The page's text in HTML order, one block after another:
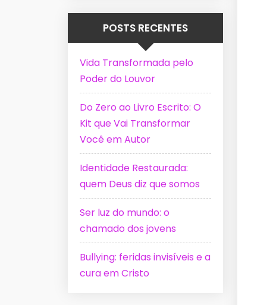
POSTS RECENTES
Vida Transformada pelo
Poder do Louvor
Do Zero ao Livro Escrito: O
Kit que Vai Transformar
Você em Autor
Identidade Restaurada:
quem Deus diz que somos
Ser luz do mundo: o
chamado dos jovens
Bullying: feridas invisíveis e a
cura em Cristo